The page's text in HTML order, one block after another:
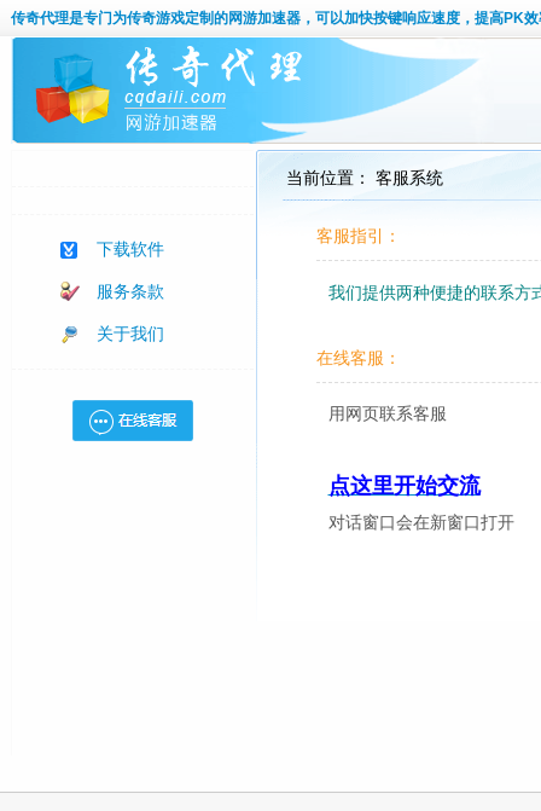
传奇代理是专门为传奇游戏定制的网游加速器，可以加快按键响应速度，提高PK效
下载软件
服务条款
关于我们
当前位置： 客服系统
客服指引：
我们提供两种便捷的联系方
在线客服：
用网页联系客服
点这里开始交流
对话窗口会在新窗口打开